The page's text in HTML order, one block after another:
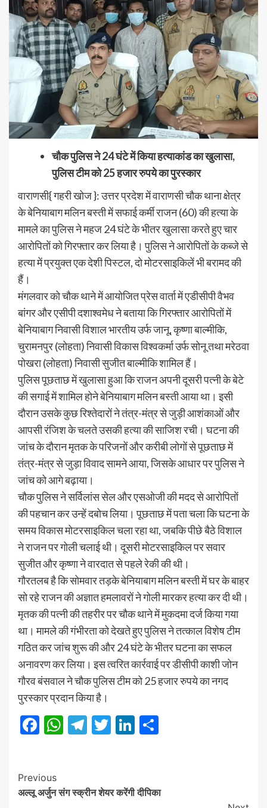
चौक पुलिस ने 24 घंटे में किया हत्याकांड का खुलासा,
पुलिस टीम को 25 हजार रुपये का पुरस्कार
वाराणसी{ गहरी खोज }: उत्तर प्रदेश में वाराणसी चौक थाना क्षेत्र
के बेनियाबाग मलिन बस्ती में सफाई कर्मी राजन (60) की हत्या के
मामले का पुलिस ने महज 24 घंटे के भीतर खुलासा करते हुए चार
आरोपिताें को गिरफ्तार कर लिया है। पुलिस ने आरोपिताें के कब्जे से
हत्या में प्रयुक्त एक देशी पिस्टल, दो मोटरसाइकिलें भी बरामद की
हैं।
मंगलवार को चौक थाने में आयोजित प्रेस वार्ता में एडीसीपी वैभव
बांगर और एसीपी दशाश्वमेध ने बताया कि गिरफ्तार आरोपिताें में
बेनियाबाग निवासी विशाल भारतीय उर्फ जानू, कृष्णा बाल्मीकि,
चुरामनपुर (लोहता) निवासी विकास विश्वकर्मा उर्फ सोनू तथा मरेठवा
पोखरा (लोहता) निवासी सुजीत बाल्मीकि शामिल हैं।
पुलिस पूछताछ में खुलासा हुआ कि राजन अपनी दूसरी पत्नी के बेटे
की सगाई में शामिल होने बेनियाबाग मलिन बस्ती आया था। इसी
दौरान उसके कुछ रिश्तेदारों ने तंत्र-मंत्र से जुड़ी आशंकाओं और
आपसी रंजिश के चलते उसकी हत्या की साजिश रची। घटना की
जांच के दौरान मृतक के परिजनों और करीबी लोगों से पूछताछ में
तंत्र-मंत्र से जुड़ा विवाद सामने आया, जिसके आधार पर पुलिस ने
जांच को आगे बढ़ाया।
चौक पुलिस ने सर्विलांस सेल और एसओजी की मदद से आरोपिताें
की पहचान कर उन्हें दबोच लिया। पूछताछ में पता चला कि घटना के
समय विकास मोटरसाइकिल चला रहा था, जबकि पीछे बैठे विशाल
ने राजन पर गोली चलाई थी। दूसरी मोटरसाइकिल पर सवार
सुजीत और कृष्णा ने वारदात से पहले रेकी की थी।
गौरतलब है कि सोमवार तड़के बेनियाबाग मलिन बस्ती में घर के बाहर
सो रहे राजन की अज्ञात हमलावरों ने गोली मारकर हत्या कर दी थी।
मृतक की पत्नी की तहरीर पर चौक थाने में मुकदमा दर्ज किया गया
था। मामले की गंभीरता को देखते हुए पुलिस ने तत्काल विशेष टीम
गठित कर जांच शुरू की और 24 घंटे के भीतर घटना का सफल
अनावरण कर लिया। इस त्वरित कार्रवाई पर डीसीपी काशी जोन
गौरव बंसवाल ने चौक पुलिस टीम को 25 हजार रुपये का नगद
पुरस्कार प्रदान किया है।
Facebook
WhatsApp
Telegram
TwitterLinkedIn
Post
Navigation
Previous
अल्लू अर्जुन संग स्क्रीन शेयर करेंगी दीपिका